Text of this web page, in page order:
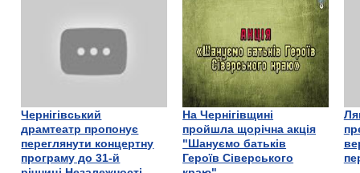
Чернігівський
драмтеатр пропонує
переглянути концертну
програму до 31-й
На Чернігівщині
пройшла щорічна акція
"Шануємо батьків
Героїв Сіверського